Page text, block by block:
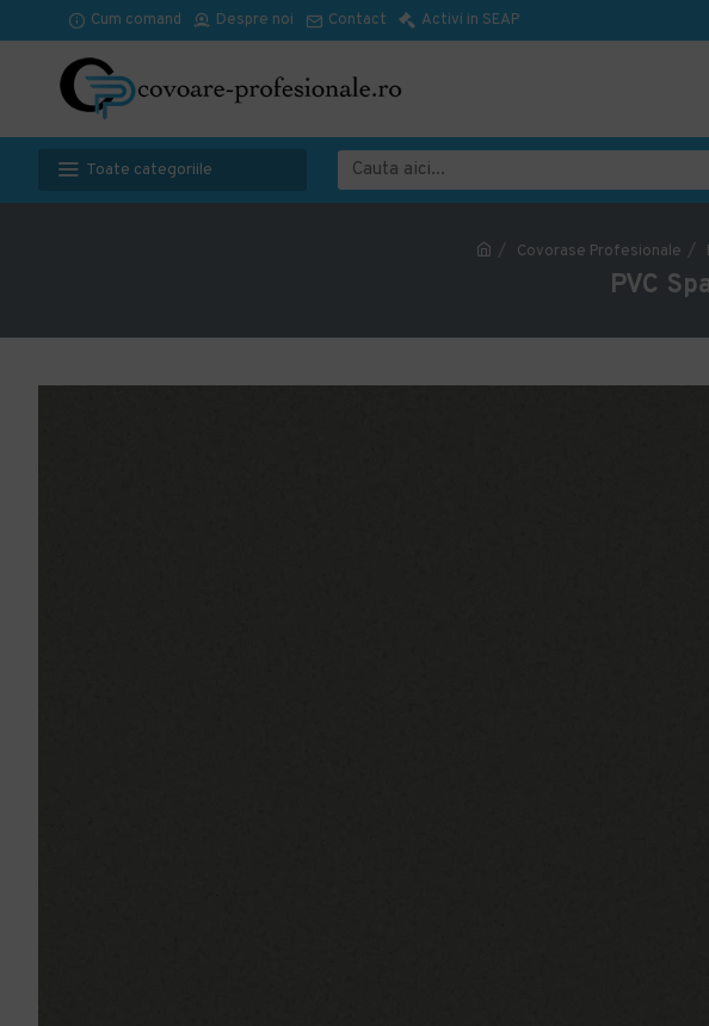
Cum comand Despre noi Contact Activi in SEAP
Toate categoriile
Covorase Profesionale
PVC